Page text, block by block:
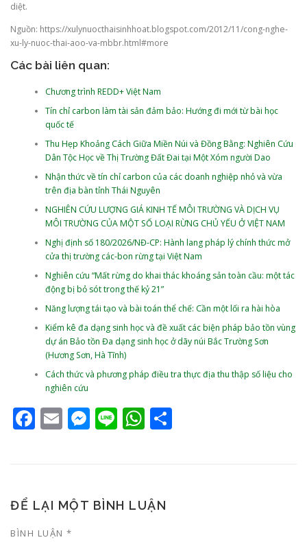
diệt.
Nguồn: https://xulynuocthaisinhhoat.blogspot.com/2012/11/cong-nghe-
xu-ly-nuoc-thai-aoo-va-mbbr.html#more
Các bài liên quan:
Chương trình REDD+ Việt Nam
Tín chỉ carbon làm tài sản đảm bảo: Hướng đi mới từ bài học
quốc tế
Thu Hẹp Khoảng Cách Giữa Miền Núi và Đồng Bằng: Nghiên Cứu
Dân Tộc Học về Thị Trường Đất Đai tại Một Xóm người Dao
Nhận thức về tín chỉ carbon của các doanh nghiệp nhỏ và vừa
trên địa bàn tỉnh Thái Nguyên
NGHIÊN CỨU LƯỢNG GIÁ KINH TẾ MÔI TRƯỜNG VÀ DỊCH VỤ
MÔI TRƯỜNG CỦA MỘT SỐ LOẠI RỪNG CHỦ YẾU Ở VIỆT NAM
Nghị định số 180/2026/NĐ-CP: Hành lang pháp lý chính thức mở
cửa thị trường các-bon rừng tại Việt Nam
Nghiên cứu “Mất rừng do khai thác khoáng sản toàn cầu: một tác
động bị bỏ sót trong thế kỷ 21”
Năng lượng tái tạo và bài toán thể chế: Cần một lối ra hài hòa
Kiểm kê đa dạng sinh học và đề xuất các biện pháp bảo tồn vùng
dự án Bảo tồn Đa dạng sinh học ở dãy núi Bắc Trường Sơn
(Hương Sơn, Hà Tĩnh)
Cách thức và phương pháp điều tra thực địa thu thập số liệu cho
nghiên cứu
Facebook
EmailMessenger
LineWhatsApp
ĐỂ LẠI MỘT BÌNH LUẬN
BÌNH LUẬN *